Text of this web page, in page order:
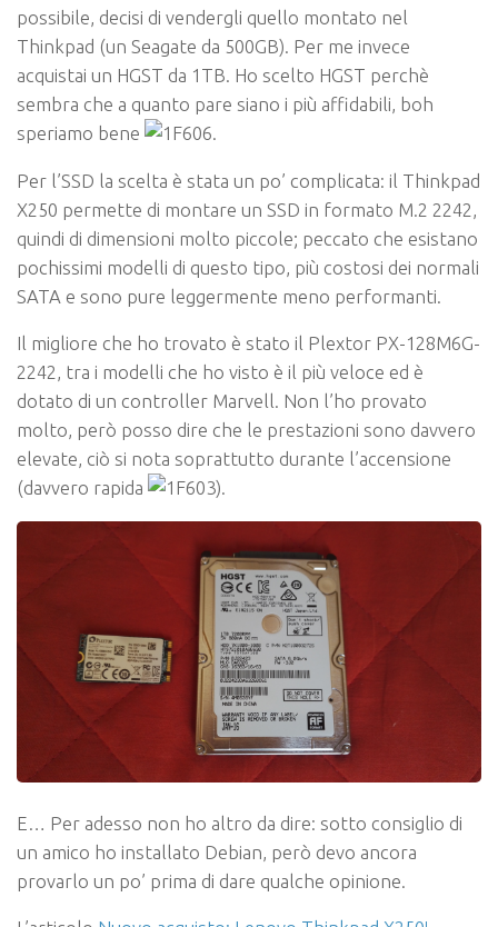
possibile, decisi di vendergli quello montato nel
Thinkpad (un Seagate da 500GB). Per me invece
acquistai un HGST da 1TB. Ho scelto HGST perchè
sembra che a quanto pare siano i più affidabili, boh
speriamo bene
.
Per l’SSD la scelta è stata un po’ complicata: il Thinkpad
X250 permette di montare un SSD in formato M.2 2242,
quindi di dimensioni molto piccole; peccato che esistano
pochissimi modelli di questo tipo, più costosi dei normali
SATA e sono pure leggermente meno performanti.
Il migliore che ho trovato è stato il Plextor PX-128M6G-
2242, tra i modelli che ho visto è il più veloce ed è
dotato di un controller Marvell. Non l’ho provato
molto, però posso dire che le prestazioni sono davvero
elevate, ciò si nota soprattutto durante l’accensione
(davvero rapida
).
E… Per adesso non ho altro da dire: sotto consiglio di
un amico ho installato Debian, però devo ancora
provarlo un po’ prima di dare qualche opinione.